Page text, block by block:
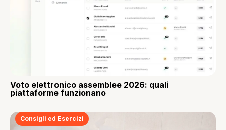
Voto elettronico assemblee 2026: quali
piattaforme funzionano
Consigli ed Esercizi